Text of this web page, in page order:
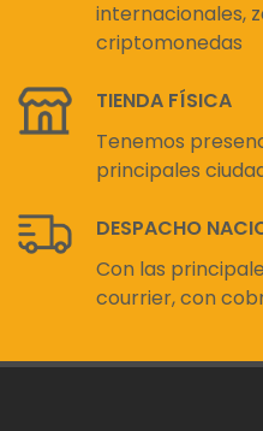
internacionales,
criptomonedas
TIENDA FÍSICA
Tenemos
principales
DESPACHO
Con las
courrier, con